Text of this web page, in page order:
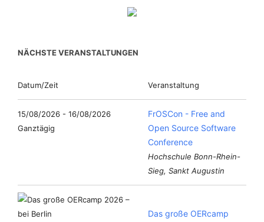
NÄCHSTE VERANSTALTUNGEN
Datum/Zeit Veranstaltung
15/08/2026 - 16/08/2026
Ganztägig
FrOSCon - Free and
Open Source Software
Conference
Hochschule Bonn-Rhein-
Sieg, Sankt Augustin
Das große OERcamp